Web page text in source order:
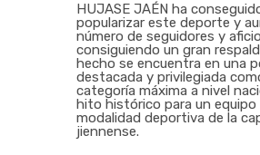
HUJASE JAÉN ha
popularizar este deporte y
número de seguidores y
consiguiendo un gran
hecho se encuentra en una
destacada y privilegiada
categoría máxima a nivel
hito histórico para un equipo
modalidad deportiva de la
jiennense.